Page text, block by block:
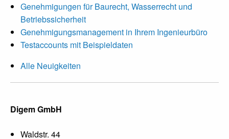
Genehmigungen für Baurecht, Wasserrecht und
Betriebssicherheit
Genehmigungsmanagement in Ihrem Ingenieurbüro
Testaccounts mit Beispieldaten
Alle Neuigkeiten
Digem GmbH
Waldstr. 44